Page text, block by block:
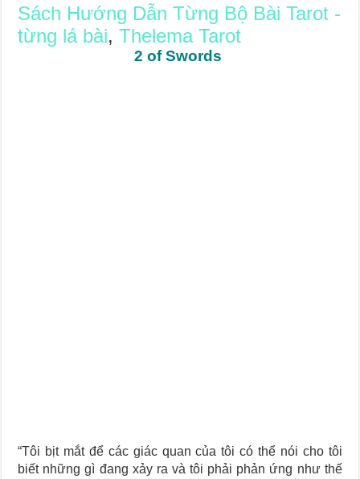
Journey Of Love Oracle – Lá Số 70: Heaven
Journey Of Love Oracle – Lá Số 69: Contemplation
Journey Of Love Oracle – Lá Số 68: Drop Into Your Heart
Sách Hướng Dẫn Từng Bộ Bài Tarot -
từng lá bài,Thelema Tarot
2 of Swords
“Tôi bịt mắt để các giác quan của tôi có thể nói cho tôi
biết những gì đang xảy ra và tôi phải phản ứng như thế